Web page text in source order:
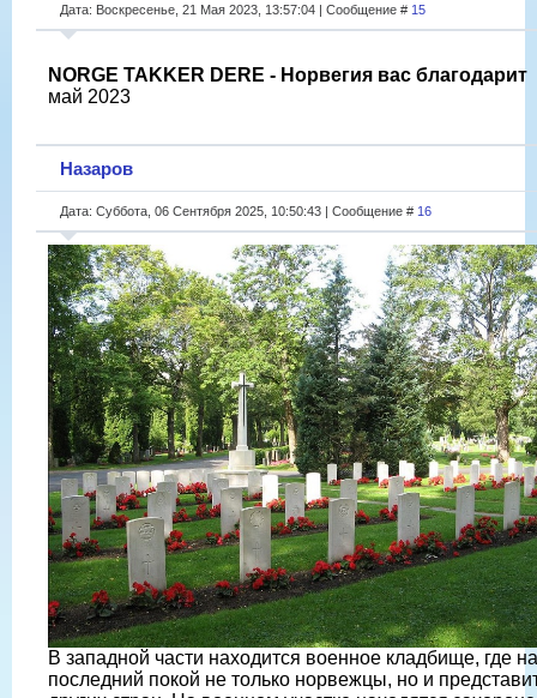
Дата: Воскресенье, 21 Мая 2023, 13:57:04 | Сообщение # 15
NORGE TAKKER DERE - Норвегия вас благодарит
май 2023
Назаров
Дата: Суббота, 06 Сентября 2025, 10:50:43 | Сообщение # 16
В западной части находится военное кладбище, где
последний покой не только норвежцы, но и